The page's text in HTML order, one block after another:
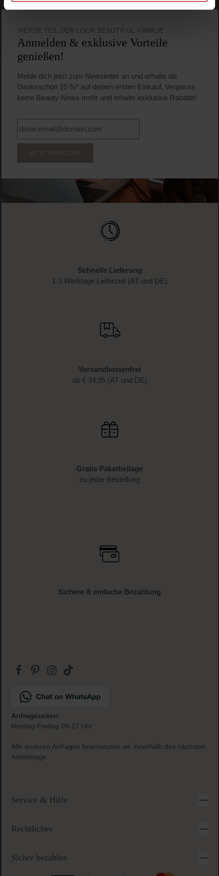
WERDE TEIL DER LOOK BEAUTIFUL-FAMILIE
Anmelden & exklusive Vorteile
genießen!
Melde dich jetzt zum Newsletter an und erhalte als
Dankeschön 10 %* auf deinen ersten Einkauf. Verpasse
keine Beauty-News mehr und erhalte exklusive Rabatte!
JETZT ANMELDEN
Schnelle Lieferung
1-3 Werktage Lieferzeit (AT und DE)
Versandkostenfrei
ab € 34.95 (AT und DE)
Gratis Paketbeilage
zu jeder Bestellung
Sichere & einfache Bezahlung
Anfragezeiten:
Montag-Freitag 09-17 Uhr
Alle anderen Anfragen beantworten wir innerhalb des nächsten
Arbeitstags
Service & Hilfe
Rechtliches
Sicher bezahlen